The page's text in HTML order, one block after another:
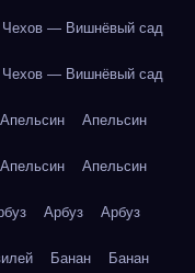
Чехов — Вишнёвый сад
Чехов — Вишнёвый сад
Апельсин Апельсин
Апельсин Апельсин
Арбуз Арбуз
Банан Банан